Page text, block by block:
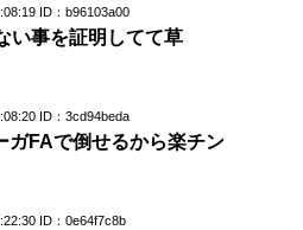
ID：b96103a00
い事を証明してて草
ID：3cd94beda
ガFAで倒せるから楽チン
ID：0e64f7c8b